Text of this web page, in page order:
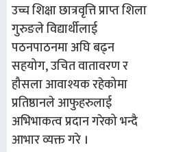
उच्च शिक्षा छात्रवृत्ति प्राप्त शिला
गुरुङले विद्यार्थीलाई
पठनपाठनमा अघि बढ्न
सहयोग, उचित वातावरण र
हौसला आवाश्यक रहेकोमा
प्रतिष्ठानले आफुहरुलाई
अभिभाकत्व प्रदान गरेको भन्दै
आभार व्यक्त गरे ।